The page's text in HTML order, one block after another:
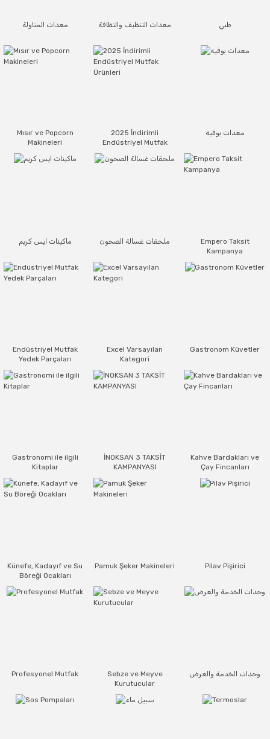
معدات المناولة معدات التنظيف والنظافة طبي
Mısır ve Popcorn
Makineleri
2025 İndirimli
Endüstriyel Mutfak
معدات بوفيه
ماكينات ايس كريم ملحقات غسالة الصحون
Empero Taksit
Kampanya
Endüstriyel Mutfak
Yedek Parçaları
Excel Varsayılan
Kategori
Gastronom Küvetler
Gastronomi ile ilgili
Kitaplar
İNOKSAN 3 TAKSİT
KAMPANYASI
Kahve Bardakları ve
Çay Fincanları
Künefe, Kadayıf ve Su
Böreği Ocakları
Pamuk Şeker Makineleri Pilav Pişirici
Profesyonel Mutfak
Sebze ve Meyve
Kurutucular
وحدات الخدمة والعرض